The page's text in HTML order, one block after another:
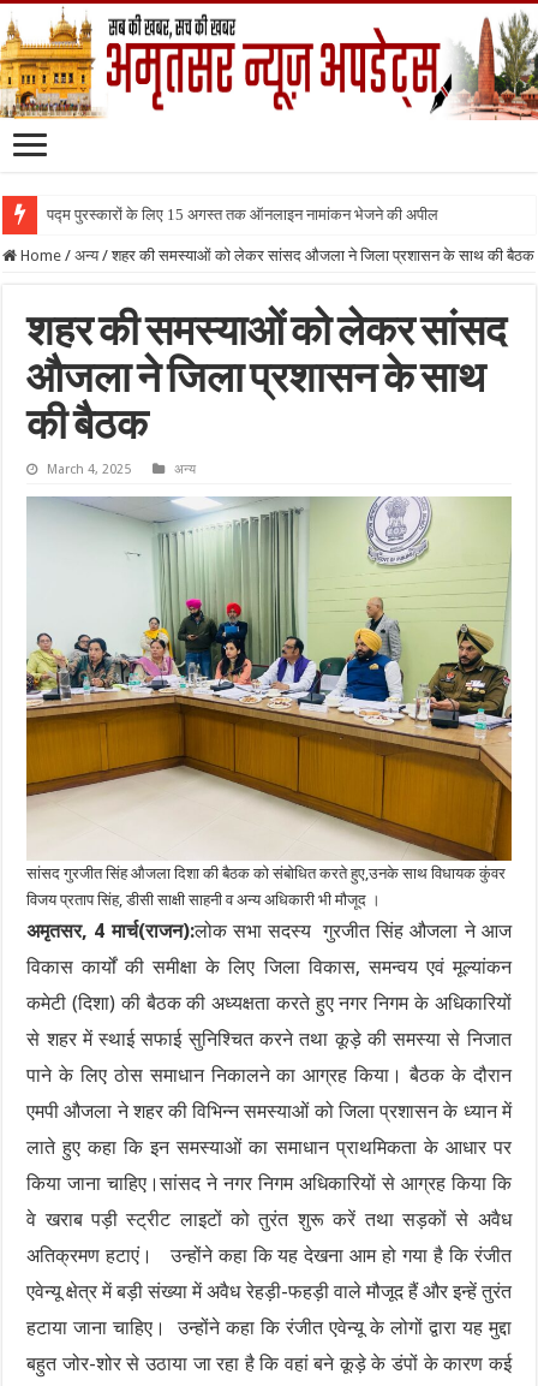
पद्म पुरस्कारों के लिए 15 अगस्त तक ऑनलाइन नामांकन भेजने की अपील
Home / अन्य / शहर की समस्याओं को लेकर सांसद औजला ने जिला प्रशासन के साथ की बैठक
शहर की समस्याओं को लेकर सांसद
औजला ने जिला प्रशासन के साथ
की बैठक
March 4, 2025 अन्य
सांसद गुरजीत सिंह औजला दिशा की बैठक को संबोधित करते हुए,उनके साथ विधायक कुंवर
विजय प्रताप सिंह, डीसी साक्षी साहनी व अन्य अधिकारी भी मौजूद ।
अमृतसर, 4 मार्च(राजन):लोक सभा सदस्य गुरजीत सिंह औजला ने आज
विकास कार्यों की समीक्षा के लिए जिला विकास, समन्वय एवं मूल्यांकन
कमेटी (दिशा) की बैठक की अध्यक्षता करते हुए नगर निगम के अधिकारियों
से शहर में स्थाई सफाई सुनिश्चित करने तथा कूड़े की समस्या से निजात
पाने के लिए ठोस समाधान निकालने का आग्रह किया। बैठक के दौरान
एमपी औजला ने शहर की विभिन्न समस्याओं को जिला प्रशासन के ध्यान में
लाते हुए कहा कि इन समस्याओं का समाधान प्राथमिकता के आधार पर
किया जाना चाहिए।सांसद ने नगर निगम अधिकारियों से आग्रह किया कि
वे खराब पड़ी स्ट्रीट लाइटों को तुरंत शुरू करें तथा सड़कों से अवैध
अतिक्रमण हटाएं। उन्होंने कहा कि यह देखना आम हो गया है कि रंजीत
एवेन्यू क्षेत्र में बड़ी संख्या में अवैध रेहड़ी-फहड़ी वाले मौजूद हैं और इन्हें तुरंत
हटाया जाना चाहिए। उन्होंने कहा कि रंजीत एवेन्यू के लोगों द्वारा यह मुद्दा
बहुत जोर-शोर से उठाया जा रहा है कि वहां बने कूड़े के डंपों के कारण कई